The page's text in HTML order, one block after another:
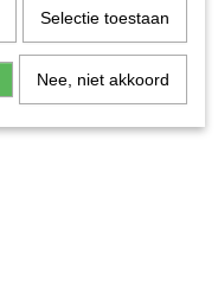
Selectie toestaan
Nee, niet akkoord